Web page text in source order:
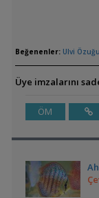
Beğenenler: Ulvi
Üye imzalarını
ÖM